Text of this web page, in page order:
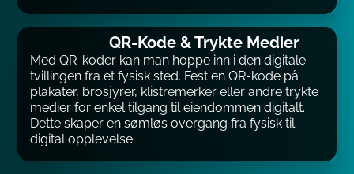
QR-Kode & Trykte Medier
Med QR-koder kan man hoppe inn i den digitale
tvillingen fra et fysisk sted. Fest en QR-kode på
plakater, brosjyrer, klistremerker eller andre trykte
medier for enkel tilgang til eiendommen digitalt.
Dette skaper en sømløs overgang fra fysisk til
digital opplevelse.